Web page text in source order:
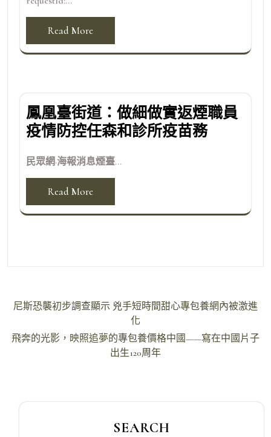
Read More
鳳凰臺街道：做細做實返煙職員
疫情防控任森和診所疫苗務
民眾網·海報消息煙臺...
Read More
文
導
尼斯恐襲初步調查顯示 兇手短時間甜心專包養網內被激進
化
飛奔的光影，映照追夢的專包養價格中國——寫在中國片子
出生120周年
SEARCH